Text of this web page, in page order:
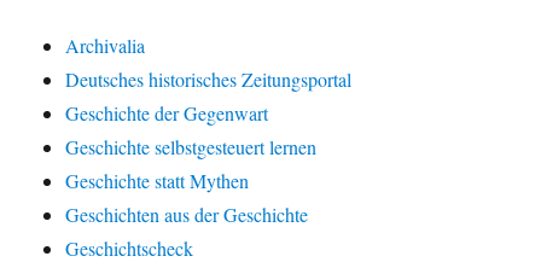
Archivalia
Deutsches historisches Zeitungsportal
Geschichte der Gegenwart
Geschichte selbstgesteuert lernen
Geschichte statt Mythen
Geschichten aus der Geschichte
Geschichtscheck